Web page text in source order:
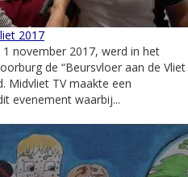
2017
november 2017, werd in het
de “Beursvloer aan de Vliet
Midvliet TV maakte een
evenement waarbij...